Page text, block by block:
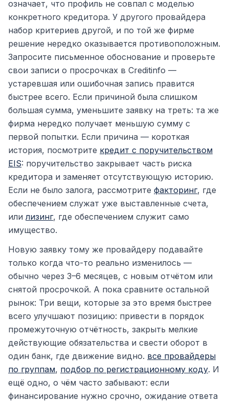
означает, что профиль не совпал с моделью
конкретного кредитора. У другого провайдера
набор критериев другой, и по той же фирме
решение нередко оказывается противоположным.
Запросите письменное обоснование и проверьте
свои записи о просрочках в Creditinfo —
устаревшая или ошибочная запись правится
быстрее всего. Если причиной была слишком
большая сумма, уменьшите заявку на треть: та же
фирма нередко получает меньшую сумму с
первой попытки. Если причина — короткая
история, посмотрите кредит с поручительством
EIS: поручительство закрывает часть риска
кредитора и заменяет отсутствующую историю.
Если не было залога, рассмотрите факторинг, где
обеспечением служат уже выставленные счета,
илилизинг, где обеспечением служит само
имущество.
Новую заявку тому же провайдеру подавайте
только когда что-то реально изменилось —
обычно через 3–6 месяцев, с новым отчётом или
снятой просрочкой. А пока сравните остальной
рынок: Три вещи, которые за это время быстрее
всего улучшают позицию: привести в порядок
промежуточную отчётность, закрыть мелкие
действующие обязательства и свести оборот в
один банк, где движение видно. все провайдеры
по группам, подбор по регистрационному коду. И
ещё одно, о чём часто забывают: если
финансирование нужно срочно, ожидание ответа